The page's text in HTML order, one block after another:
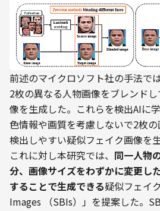
前述のマイクロソフト社の手法で
2枚の異なる人物画像をブレンド
像を生成した。これらを検出AIに
色情報や画質を考慮しないで2枚の
検出しやすい疑似フェイク画像を
これに対し本研究では、 同一人物
分、画像サイズをわずかに変更し
することで生成できる疑似フェイ
Images （SBIs）」を提案した。